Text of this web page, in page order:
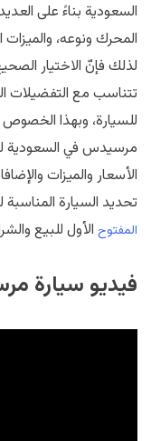
السعودية بناءً على
المحرك ونوعه، والميزات
لذلك فإنّ الاختيار
تتناسب مع التفضيلات
للسيارة، وبهذا
مرسيدس في السعودية
الأسعار والميزات
تحديد السيارة
المفتوح الأول للبيع
فيديو سيارة